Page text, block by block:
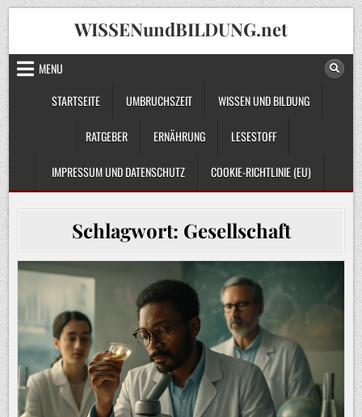
Skip
to
content
WISSENundBILDUNG.net
MENU
STARTSEITE
UMBRUCHSZEIT WISSEN UND BILDUNG
RATGEBER ERNÄHRUNG LESESTOFF
IMPRESSUM UND DATENSCHUTZ COOKIE-RICHTLINIE (EU)
Schlagwort: Gesellschaft